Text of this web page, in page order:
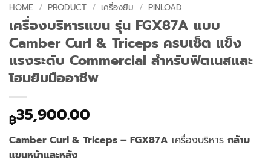
HOME / PRODUCT / เครื่องยิม / PINLOAD
เครื่องบริหารแขน รุ่น FGX87A แบบ
Camber Curl & Triceps ครบเซ็ต แข็ง
แรงระดับ Commercial สำหรับฟิตเนสและ
โฮมยิมมืออาชีพ
฿35,900.00
Camber Curl & Triceps – FGX87A เครื่องบริหาร กล้าม
แขนหน้าและหลัง